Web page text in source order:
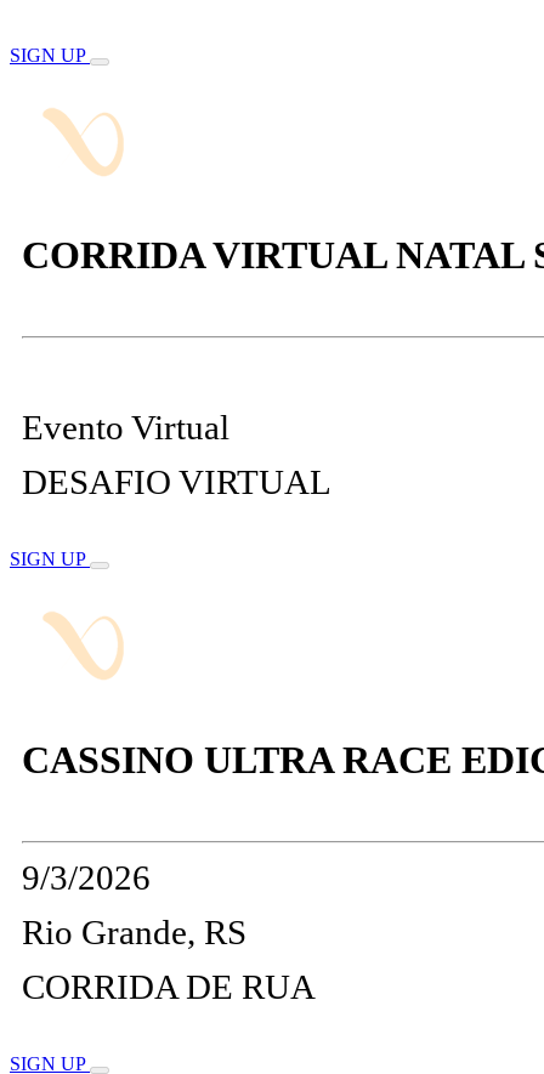
SIGN UP
CORRIDA VIRTUAL NATAL
Evento Virtual
DESAFIO VIRTUAL
SIGN UP
CASSINO ULTRA RACE
9/3/2026
Rio Grande, RS
CORRIDA DE RUA
SIGN UP